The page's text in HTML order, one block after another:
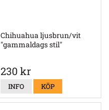
Chihuahua ljusbrun/vit
"gammaldags stil"
230 kr
INFO KÖP